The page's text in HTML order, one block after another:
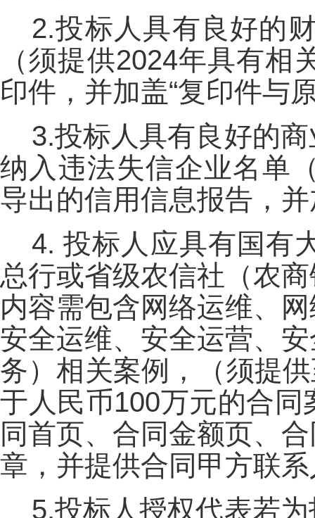
2.投标人具有良好的
（须提供2024年具有
印件，并加盖“复印件与
3.投标人具有良好的
纳入违法失信企业名单
导出的信用信息报告，
4. 投标人应具有国有
总行或省级农信社（农
内容需包含网络运维、
安全运维、安全运营、
务）相关案例，（须提
于人民币100万元的合
同首页、合同金额页、
章，并提供合同甲方联
5.投标人授权代表若